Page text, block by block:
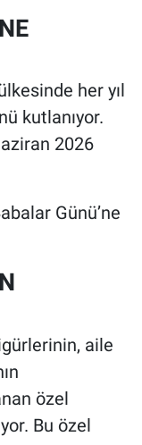
her yıl
kutlanıyor.
2026
Günü’ne
aile
özel
Bu özel